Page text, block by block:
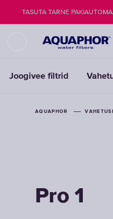
Joogivee filtrid
TASUTA TARNE
AQUAPHOR
Pro 1
AQUAPHOR
Pro 1